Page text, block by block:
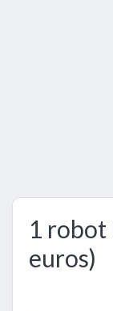
1 robot
euros)